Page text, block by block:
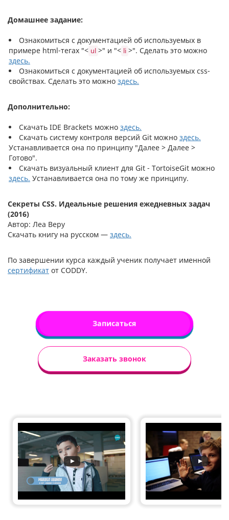
Домашнее задание:
Ознакомиться с документацией об используемых в
примере html-тегах "< ul >" и "< li >". Сделать это можно
здесь.
Ознакомиться с документацией об используемых css-
свойствах. Сделать это можно здесь.
Дополнительно:
Скачать IDE Brackets можно здесь.
Скачать систему контроля версий Git можно здесь.
Устанавливается она по принципу "Далее > Далее >
Готово".
Скачать визуальный клиент для Git - TortoiseGit можно
здесь. Устанавливается она по тому же принципу.
Секреты CSS. Идеальные решения ежедневных задач
(2016)
Автор: Леа Веру
Скачать книгу на русском — здесь.
По завершении курса каждый ученик получает именной
сертификат от CODDY.
Записаться
Заказать звонок